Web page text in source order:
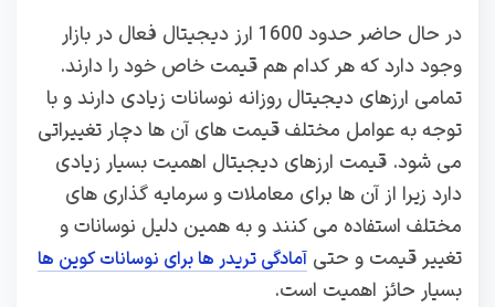
در حال حاضر حدود 1600 ارز دیجیتال فعال در بازار
وجود دارد که هر کدام هم قیمت خاص خود را دارند.
تمامی ارزهای دیجیتال روزانه نوسانات زیادی دارند و با
توجه به عوامل مختلف قیمت های آن ها دچار تغییراتی
می شود. قیمت ارزهای دیجیتال اهمیت بسیار زیادی
دارد زیرا از آن ها برای معاملات و سرمایه گذاری های
مختلف استفاده می کنند و به همین دلیل نوسانات و
تغییر قیمت و حتی آمادگی تریدر ها برای نوسانات کوین ها
بسیار حائز اهمیت است.